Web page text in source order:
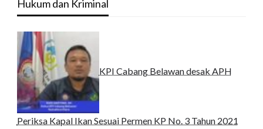
Hukum dan Kriminal
KPI Cabang Belawan desak APH
Periksa Kapal Ikan Sesuai Permen KP No. 3 Tahun 2021